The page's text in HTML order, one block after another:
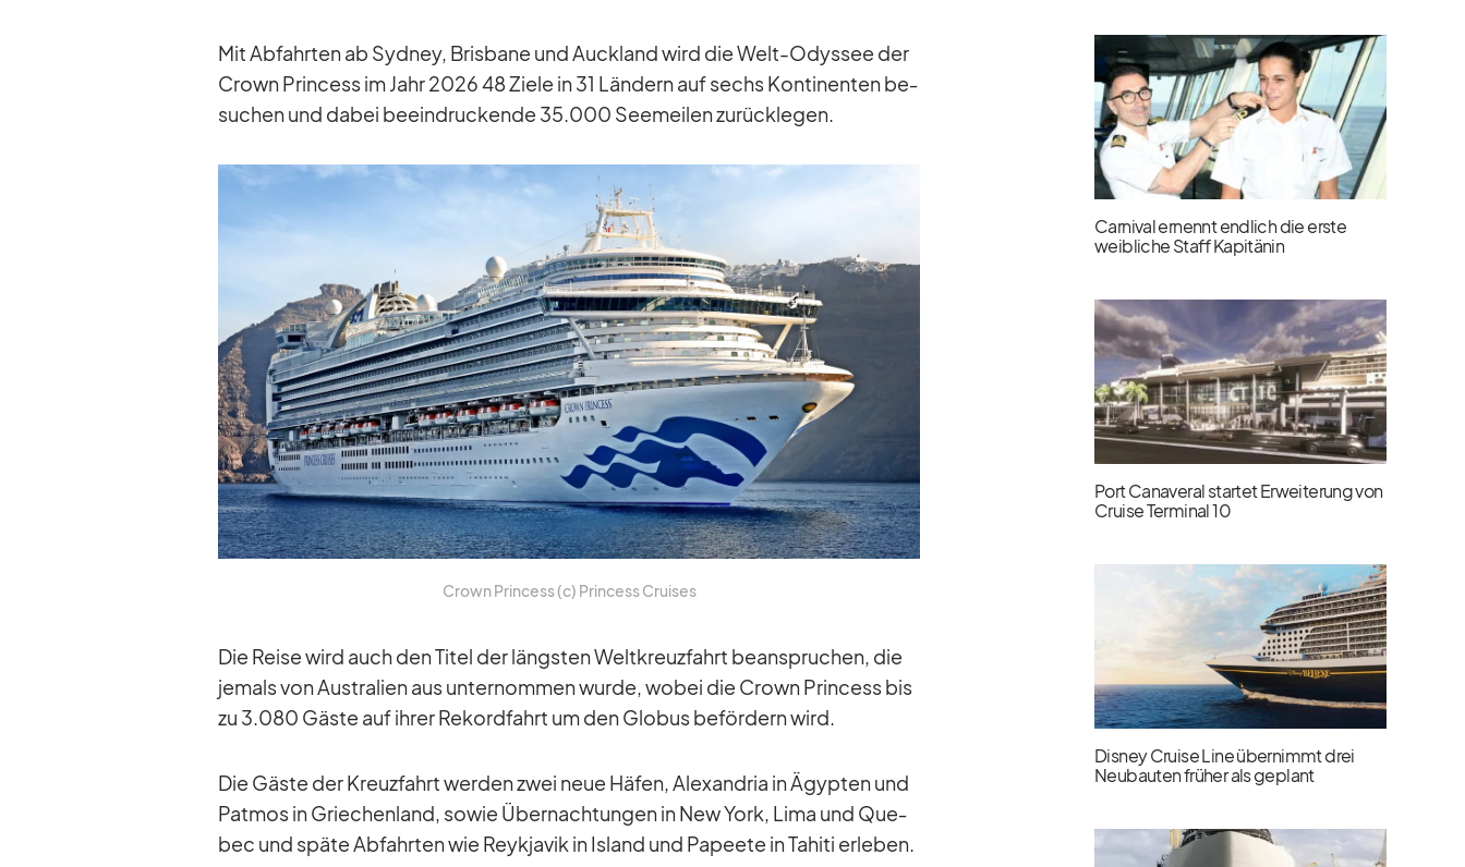
Mit Ab­fahr­ten ab Syd­ney, Bris­bane und Auck­land wird die Welt-Odys­see der
Crown Prin­cess im Jahr 2026 48 Ziele in 31 Län­dern auf sechs Kon­ti­nen­ten be­
su­chen und da­bei be­ein­dru­ckende 35.000 See­mei­len zu­rück­le­gen.
Crown Prin­cess (c) Prin­cess Crui­ses
Die Reise wird auch den Ti­tel der längs­ten Welt­kreuz­fahrt be­an­spru­chen, die
je­mals von Aus­tra­lien aus un­ter­nom­men wurde, wo­bei die Crown Prin­cess bis
zu 3.080 Gäste auf ih­rer Re­kord­fahrt um den Glo­bus be­för­dern wird.
Die Gäste der Kreuz­fahrt wer­den zwei neue Hä­fen, Alex­an­dria in Ägyp­ten und
Pat­mos in Grie­chen­land, so­wie Über­nach­tun­gen in New York, Lima und Que­
bec und späte Ab­fahr­ten wie Reykja­vik in Is­land und Pa­peete in Ta­hiti er­le­ben.
Carnival ernennt endlich die erste
weibliche Staff Kapitänin
Port Canaveral startet Erweiterung von
Cruise Terminal 10
Disney Cruise Line übernimmt drei
Neubauten früher als geplant